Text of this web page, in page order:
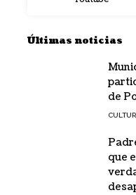
Últimas noticias
de
que